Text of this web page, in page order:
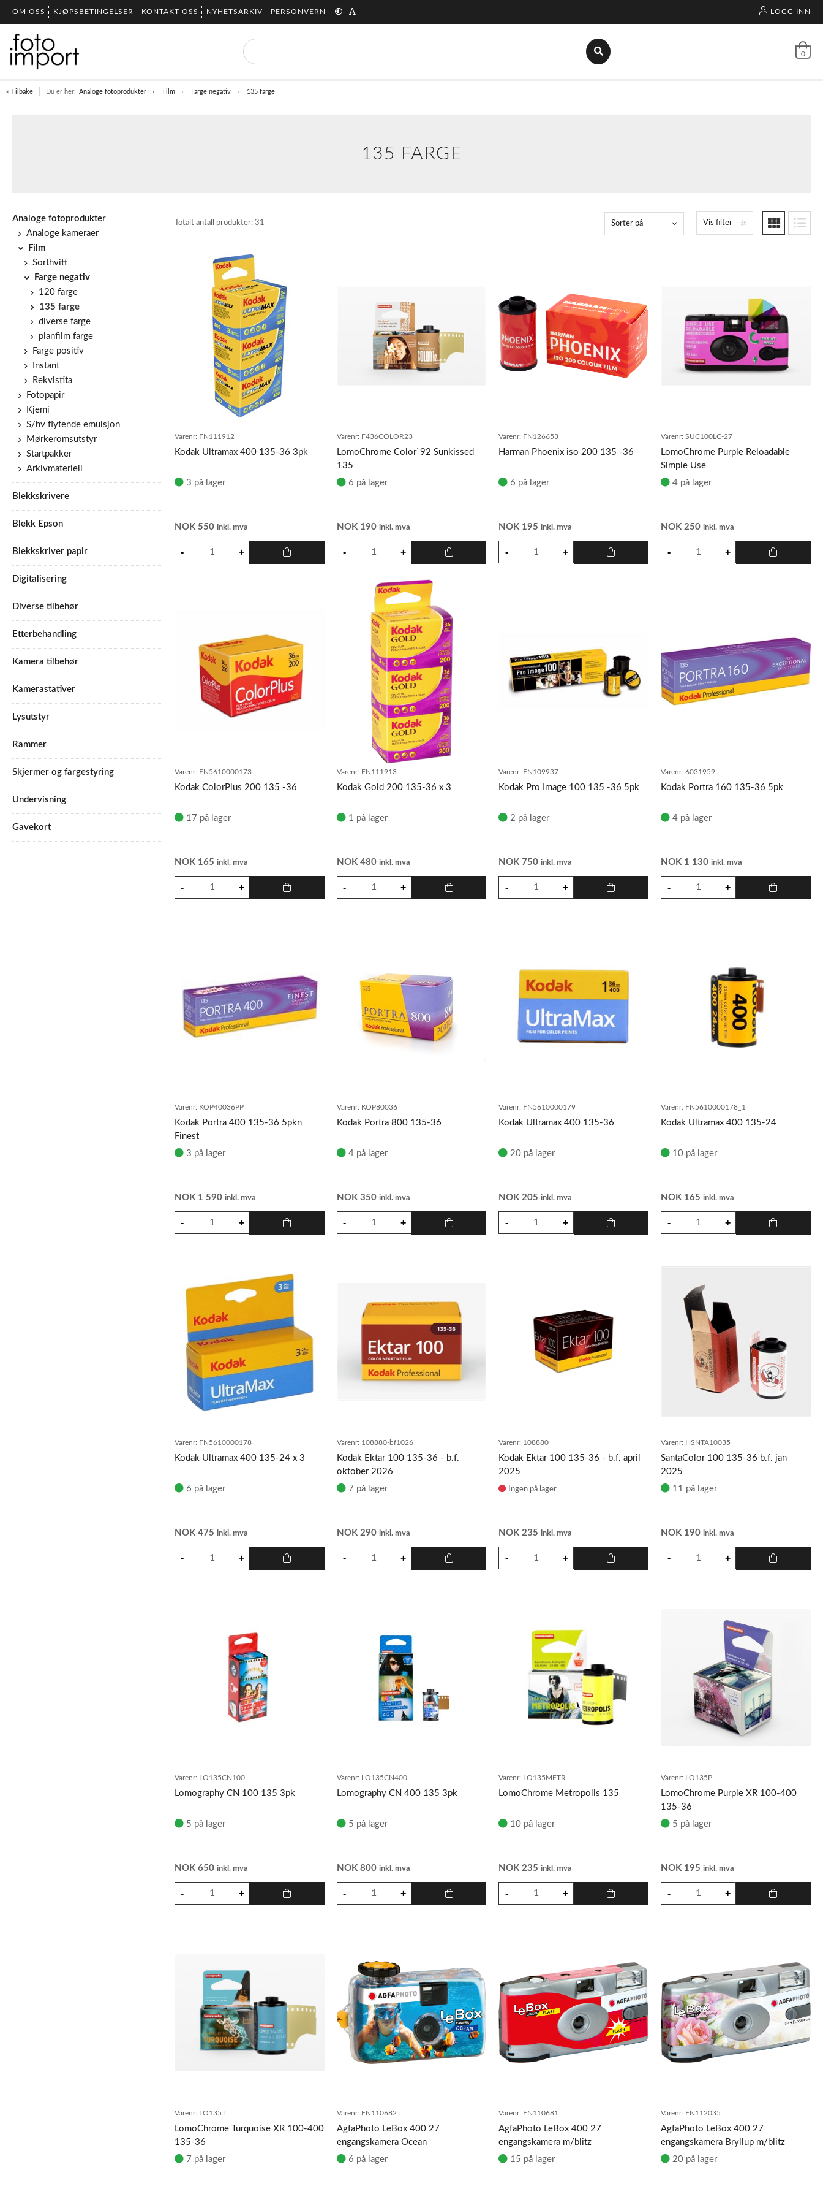
OM OSS KJØPSBETINGELSER KONTAKT OSS NYHETSARKIV PERSONVERN LOGG INN
0
« Tilbake Du er her: Analoge fotoprodukter Film Farge negativ 135 farge
135 FARGE
Analoge fotoprodukter
Analoge kameraer
Film
Sorthvitt
Farge negativ
120 farge
135 farge
diverse farge
planfilm farge
Farge positiv
Instant
Rekvistita
Fotopapir
Kjemi
S/hv flytende emulsjon
Mørkeromsutstyr
Startpakker
Arkivmateriell
Blekkskrivere
Blekk Epson
Blekkskriver papir
Digitalisering
Diverse tilbehør
Etterbehandling
Kamera tilbehør
Kamerastativer
Lysutstyr
Rammer
Skjermer og fargestyring
Undervisning
Gavekort
Totalt antall produkter: 31 Vis filter
Sorter på
Varenr: FN111912
Kodak Ultramax 400 135-36 3pk
3 på lager
NOK 550 inkl. mva
Varenr: F436COLOR23
LomoChrome Color`92 Sunkissed
135
6 på lager
NOK 190 inkl. mva
Varenr: FN126653
Harman Phoenix iso 200 135 -36
6 på lager
NOK 195inkl. mva
Varenr: SUC100LC-27
LomoChrome Purple Reloadable
Simple Use
4 på lager
NOK250inkl. mva
Varenr: FN5610000173
Kodak ColorPlus 200 135 -36
17 på lager
NOK 165 inkl. mva
Varenr: FN111913
Kodak Gold 200 135-36 x 3
1 på lager
NOK 480 inkl. mva
Varenr: FN109937
Kodak Pro Image 100 135 -36 5pk
2 på lager
NOK 750inkl. mva
Varenr: 6031959
Kodak Portra 160 135-36 5pk
4 på lager
NOK 1 130inkl. mva
Varenr: KOP40036PP
Kodak Portra 400 135-36 5pkn
Finest
3 på lager
NOK 1 590 inkl. mva
Varenr: KOP80036
Kodak Portra 800 135-36
4 på lager
NOK 350 inkl. mva
Varenr: FN5610000179
Kodak Ultramax 400 135-36
20 på lager
NOK205inkl. mva
Varenr: FN5610000178_1
Kodak Ultramax 400 135-24
10 på lager
NOK 165inkl. mva
Varenr: FN5610000178
Kodak Ultramax 400 135-24 x 3
6 på lager
NOK 475 inkl. mva
Varenr: 108880-bf1026
Kodak Ektar 100 135-36 - b.f.
oktober 2026
7 på lager
NOK 290 inkl. mva
Varenr: 108880
Kodak Ektar 100 135-36 - b.f. april
2025
Ingen på lager
NOK235inkl. mva
Varenr: HSNTA10035
SantaColor 100 135-36 b.f. jan
2025
11 på lager
NOK 190inkl. mva
Varenr: LO135CN100
Lomography CN 100 135 3pk
5 på lager
NOK 650 inkl. mva
Varenr: LO135CN400
Lomography CN 400 135 3pk
5 på lager
NOK 800 inkl. mva
Varenr: LO135METR
LomoChrome Metropolis 135
10 på lager
NOK235inkl. mva
Varenr: LO135P
LomoChrome Purple XR 100-400
135-36
5 på lager
NOK 195inkl. mva
Varenr: LO135T
LomoChrome Turquoise XR 100-400
135-36
7 på lager
Varenr: FN110682
AgfaPhoto LeBox 400 27
engangskamera Ocean
6 på lager
Varenr: FN110681
AgfaPhoto LeBox 400 27
engangskamera m/blitz
15 på lager
Varenr: FN112035
AgfaPhoto LeBox 400 27
engangskamera Bryllup m/blitz
20 på lager